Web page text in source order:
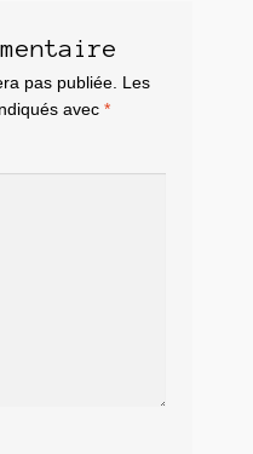
pas publiée. Les
avec *